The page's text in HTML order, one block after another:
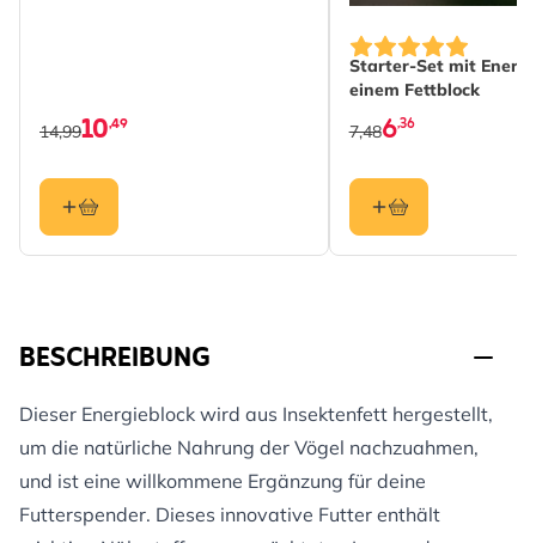
10,49
14,99
Starter-Set mit
einem Fettblock
The price depends
7,486,36
BESCHREIBUNG
Dieser Energieblock wird aus Insektenfett hergestellt,
um die natürliche Nahrung der Vögel nachzuahmen,
und ist eine willkommene Ergänzung für deine
Futterspender. Dieses innovative Futter enthält